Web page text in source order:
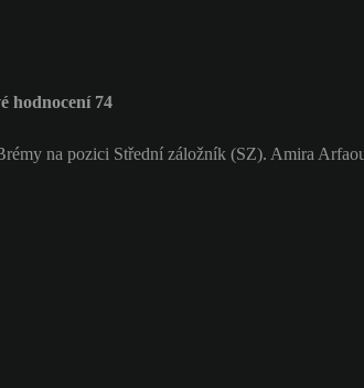
hodnocení 74
na pozici Střední záložník (SZ). Amira